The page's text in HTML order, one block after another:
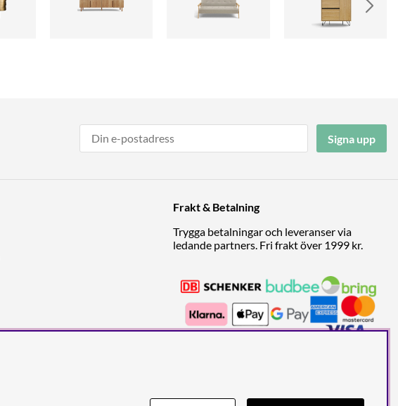
Signa upp
Frakt & Betalning
Trygga betalningar och leveranser via
ledande partners. Fri frakt över 1999 kr.